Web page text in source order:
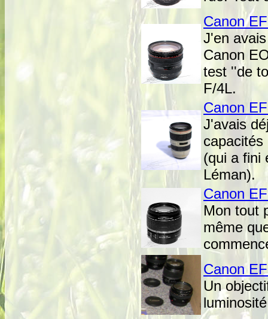
Canon
J'en
Canon
test ''de
F/4L.
Canon
J'avais
capacités
(qui a fini
Léman).
Canon
Mon tout
même
Canon
Un